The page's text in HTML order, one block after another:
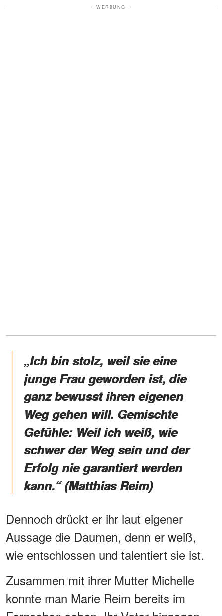
WERBUNG
„Ich bin stolz, weil sie eine
junge Frau geworden ist, die
ganz bewusst ihren eigenen
Weg gehen will. Gemischte
Gefühle: Weil ich weiß, wie
schwer der Weg sein und der
Erfolg nie garantiert werden
kann.“ (Matthias Reim)
Dennoch drückt er ihr laut eigener
Aussage die Daumen, denn er weiß,
wie entschlossen und talentiert sie ist.
Zusammen mit ihrer Mutter Michelle
konnte man Marie Reim bereits im